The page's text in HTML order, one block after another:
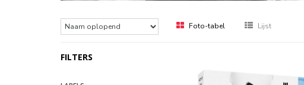
Foto-tabel Lijst
FILTERS